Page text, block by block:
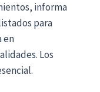
informa
para
en
Los